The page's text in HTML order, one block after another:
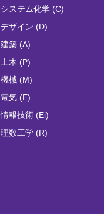
システム化学 (C)
デザイン (D)
建築 (A)
土木 (P)
機械 (M)
電気 (E)
情報技術 (Ei)
理数工学 (R)